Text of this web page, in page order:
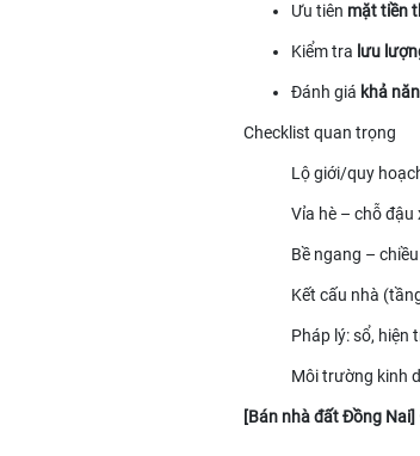
Ưu tiên mặt tiền
Kiểm tra lưu
Đánh giá khả
Checklist quan trọng
Lộ giới/quy
Vỉa hè – chỗ đậu
Bề ngang –
Kết cấu nhà
Pháp lý: sổ, hiện
Môi trường kinh
[Bán nhà đất Đồng Nai]